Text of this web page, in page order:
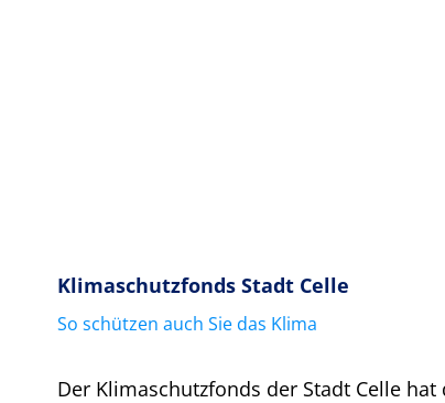
Klimaschutzfonds Stadt Celle
So schützen auch Sie das Klima
Der Klimaschutzfonds der Stadt Celle